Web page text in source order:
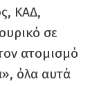
ΚΑΔ,
σε
ατομισμό
όλα αυτά